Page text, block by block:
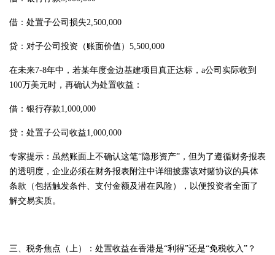
借：处置子公司损失2,500,000
贷：对子公司投资（账面价值）5,500,000
在未来7-8年中，若某年度金边基建项目真正达标，a公司实际收到
100万美元时，再确认为处置收益：
借：银行存款1,000,000
贷：处置子公司收益1,000,000
专家提示：虽然账面上不确认这笔“隐形资产”，但为了遵循财务报表
的透明度，企业必须在财务报表附注中详细披露该对赌协议的具体
条款（包括触发条件、支付金额及潜在风险），以便投资者全面了
解交易实质。
三、税务焦点（上）：处置收益在香港是“利得”还是“免税收入”？